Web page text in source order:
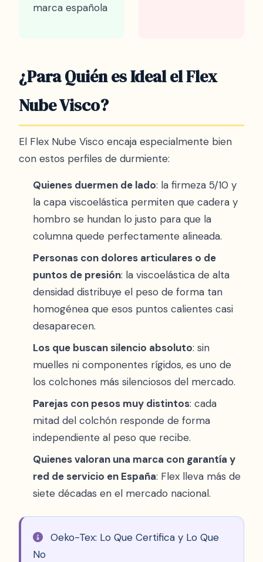
marca española
¿Para Quién es Ideal el Flex
Nube Visco?
El Flex Nube Visco encaja especialmente bien
con estos perfiles de durmiente:
Quienes duermen de lado: la firmeza 5/10 y
la capa viscoelástica permiten que cadera y
hombro se hundan lo justo para que la
columna quede perfectamente alineada.
Personas con dolores articulares o de
puntos de presión: la viscoelástica de alta
densidad distribuye el peso de forma tan
homogénea que esos puntos calientes casi
desaparecen.
Los que buscan silencio absoluto: sin
muelles ni componentes rígidos, es uno de
los colchones más silenciosos del mercado.
Parejas con pesos muy distintos: cada
mitad del colchón responde de forma
independiente al peso que recibe.
Quienes valoran una marca con garantía y
red de servicio en España: Flex lleva más de
siete décadas en el mercado nacional.
Oeko-Tex: Lo Que Certifica y Lo Que
No